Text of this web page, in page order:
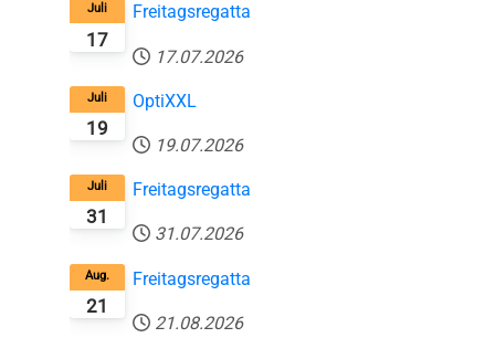
17
Juli Freitagsregatta
17.07.2026
19
Juli OptiXXL
19.07.2026
31
Juli Freitagsregatta
31.07.2026
21
Aug. Freitagsregatta
21.08.2026